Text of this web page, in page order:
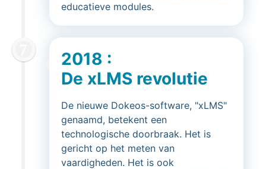
educatieve modules.
2018 :
De xLMS revolutie
De nieuwe Dokeos-software, "xLMS"
genaamd, betekent een
technologische doorbraak. Het is
gericht op het meten van
vaardigheden. Het is ook